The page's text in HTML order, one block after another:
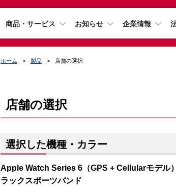
商品・サービス お知らせ 企業情報
ホーム 製品 店舗の選択
店舗の選択
選択した機種・カラー
Apple Watch Series 6（GPS + Cellularモデル
ラックスポーツバンド